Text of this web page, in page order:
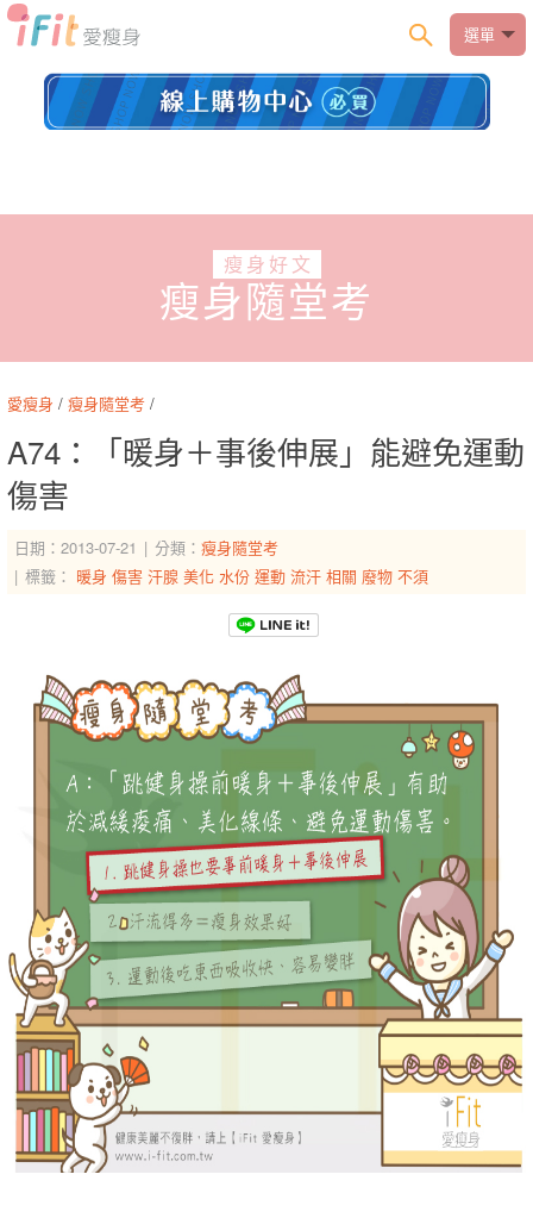
選單
瘦身好文
瘦身隨堂考
愛瘦身 / 瘦身隨堂考 /
A74：「暖身＋事後伸展」能避免運動
傷害
日期：2013-07-21 分類： 瘦身隨堂考
標籤： 暖身 傷害 汗腺 美化 水份 運動 流汗 相關 廢物 不須